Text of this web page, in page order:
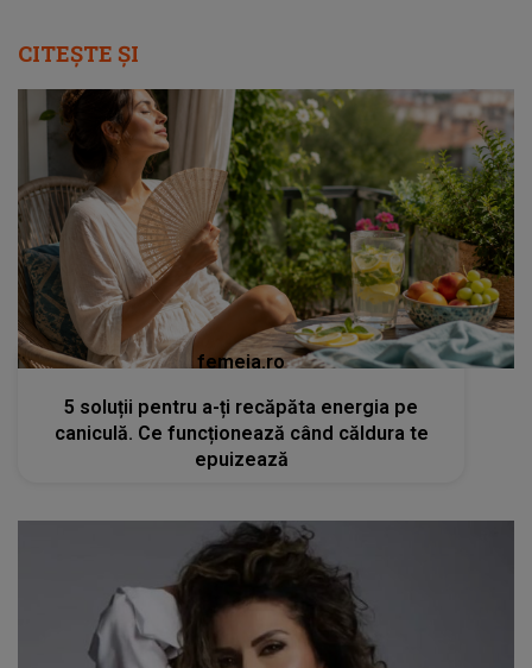
CITEȘTE ȘI
femeia.ro
5 soluții pentru a-ți recăpăta energia pe
caniculă. Ce funcționează când căldura te
epuizează